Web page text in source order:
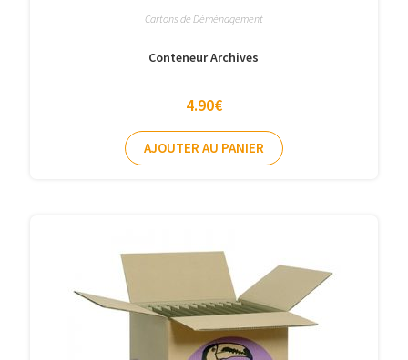
Cartons de Déménagement
Conteneur Archives
4.90€
AJOUTER AU PANIER